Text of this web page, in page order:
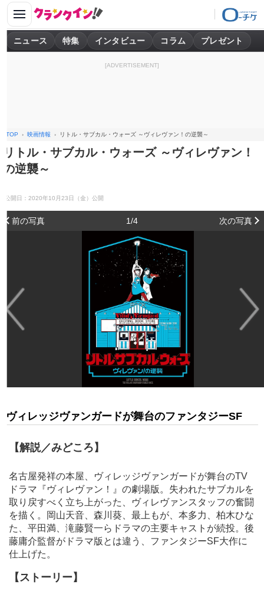
ニュース 特集 インタビュー コラム プレゼント
[ADVERTISEMENT]
TOP 映画情報 リトル・サブカル・ウォーズ ～ヴィレヴァン！の逆襲～
リトル・サブカル・ウォーズ ～ヴィレヴァン！
の逆襲～
公開日：2020年10月23日（金）公開
前の写真 1/4 次の写真
ヴィレッジヴァンガードが舞台のファンタジーSF
【解説／みどころ】
名古屋発祥の本屋、ヴィレッジヴァンガードが舞台のTV
ドラマ『ヴィレヴァン！』の劇場版。失われたサブカルを
取り戻すべく立ち上がった、ヴィレヴァンスタッフの奮闘
を描く。岡山天音、森川葵、最上もが、本多力、柏木ひな
た、平田満、滝藤賢一らドラマの主要キャストが続投。後
藤庸介監督がドラマ版とは違う、ファンタジーSF大作に
仕上げた。
【ストーリー】